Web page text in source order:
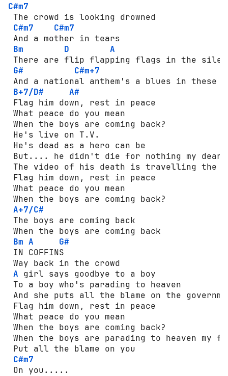
C#m7
The crowd is looking drowned
C#m7
C#m7
And a mother in tears
Bm
D
A
There are flip flapping flags in the
G#
C#m+7
And a national anthem's a blues in these
B+7/D#
A#
Flag him down, rest in peace
What peace do you mean
When the boys are coming back?
He's live on T.V.
He's dead as a hero can be
But.... he didn't die for nothing my dear
The video of his death is travelling the
Flag him down, rest in peace
What peace do you mean
When the boys are coming back?
A+7/C#
The boys are coming back
When the boys are coming back
Bm A
G#
IN COFFINS
Way back in the crowd
A girl says goodbye to a boy
To a boy who's parading to heaven
And she puts all the blame on the
Flag him down, rest in peace
What peace do you mean
When the boys are coming back?
When the boys are parading to heaven my
Put all the blame on you
C#m7
On you.....